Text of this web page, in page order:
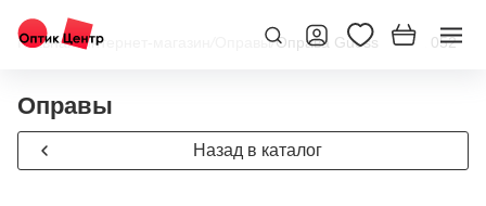
Главная/Интернет-магазин Оправы/Оправа Guess 50182 052
Оправы
Назад в каталог